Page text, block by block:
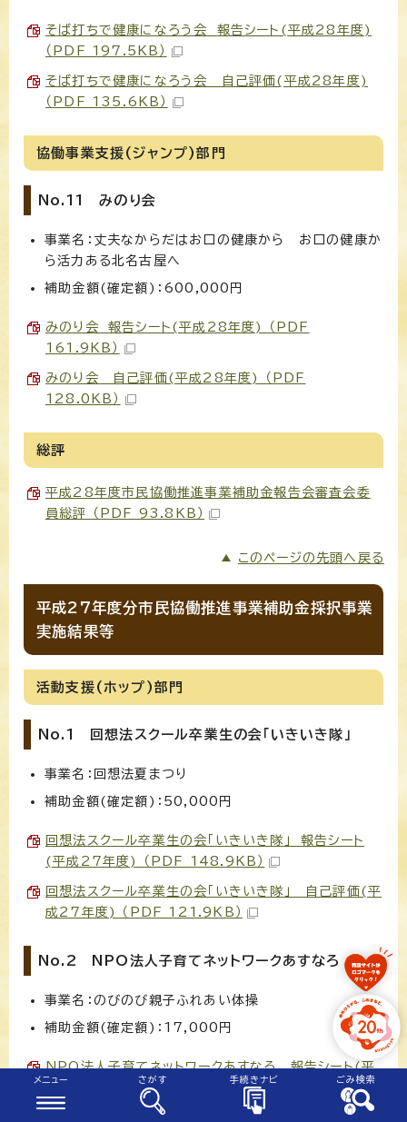
そば打ちで健康になろう会 報告シート(平成28年度)
（PDF 197.5KB）
そば打ちで健康になろう会 自己評価(平成28年度)
（PDF 135.6KB）
協働事業支援(ジャンプ)部門
No.11 みのり会
事業名：丈夫なからだはお口の健康から お口の健康か
ら活力ある北名古屋へ
補助金額(確定額)：600,000円
みのり会 報告シート(平成28年度) （PDF
161.9KB）
みのり会 自己評価(平成28年度) （PDF
128.0KB）
総評
平成28年度市民協働推進事業補助金報告会審査会委
員総評 （PDF 93.8KB）
このページの先頭へ戻る
平成27年度分市民協働推進事業補助金採択事業
実施結果等
活動支援(ホップ)部門
No.1 回想法スクール卒業生の会「いきいき隊」
事業名：回想法夏まつり
補助金額(確定額)：50,000円
回想法スクール卒業生の会「いきいき隊」 報告シート
(平成27年度) （PDF 148.9KB）
回想法スクール卒業生の会「いきいき隊」 自己評価(平
成27年度) （PDF 121.9KB）
No.2 NPO法人子育てネットワークあすなろ
事業名：のびのび親子ふれあい体操
補助金額(確定額)：17,000円
NPO法人子育てネットワークあすなろ 報告シート(平
成27年度) （PDF 170.1KB）
NPO法人子育てネットワークあすなろ 自己評価(平成
メニュー さがす 手続きナビ ごみ検索